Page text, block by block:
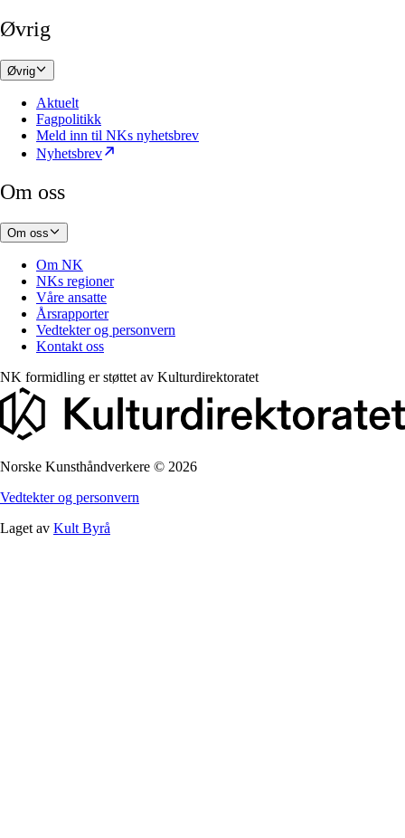
Øvrig
Øvrig
Aktuelt
Fagpolitikk
Meld inn til NKs nyhetsbrev
Nyhetsbrev
Om oss
Om oss
Om NK
NKs regioner
Våre ansatte
Årsrapporter
Vedtekter og personvern
Kontakt oss
NK formidling er støttet av Kulturdirektoratet
Norske Kunsthåndverkere © 2026
Vedtekter og personvern
Laget av Kult Byrå